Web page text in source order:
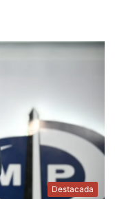
Destacada